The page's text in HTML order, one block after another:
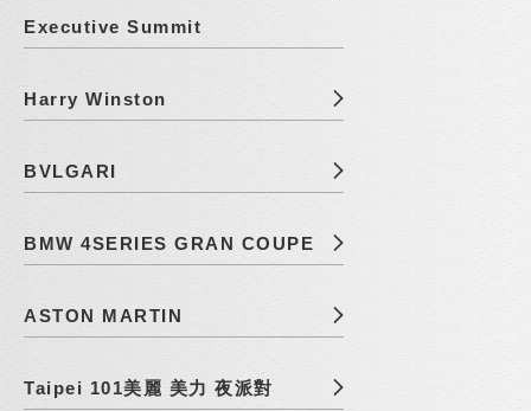
Executive Summit
Harry Winston
BVLGARI
BMW 4SERIES GRAN COUPE
ASTON MARTIN
Taipei 101美麗 美力 夜派對